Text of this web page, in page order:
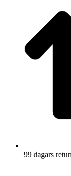
99 dagars